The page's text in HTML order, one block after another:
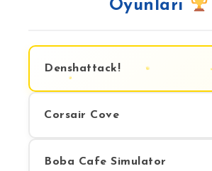
Oyunları
Denshattack!
Corsair Cove
Boba Cafe Simulator